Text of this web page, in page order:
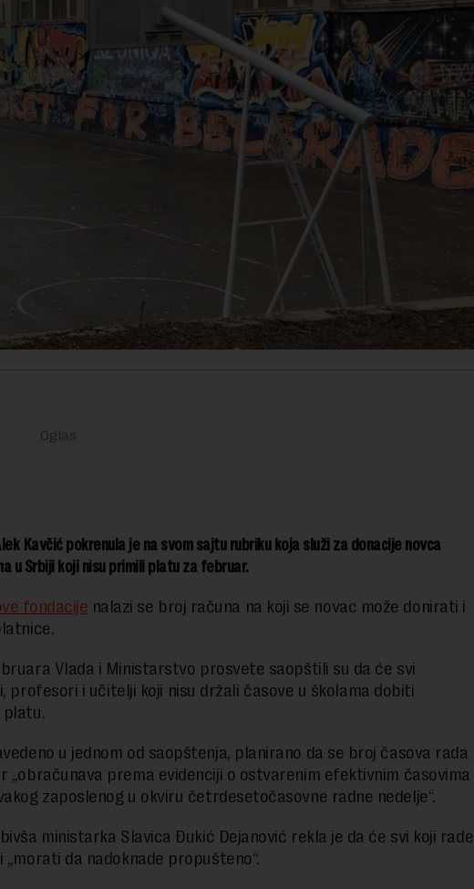
Kavčić pokrenula je na svom sajtu rubriku koja služi za donacije novca
u Srbiji koji nisu primili platu za februar.
fondacije nalazi se broj računa na koji se novac može donirati i
Vlada i Ministarstvo prosvete saopštili su da će svi
profesori i učitelji koji nisu držali časove u školama dobiti
platu.
u jednom od saopštenja, planirano da se broj časova rada
„obračunava prema evidenciji o ostvarenim efektivnim časovima
zaposlenog u okviru četrdesetočasovne radne nedelje“.
ministarka Slavica Đukić Dejanović rekla je da će svi koji rade
„morati da nadoknade propušteno“.